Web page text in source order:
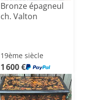
Bronze épagneul
ch. Valton
19ème siècle
1 600 €